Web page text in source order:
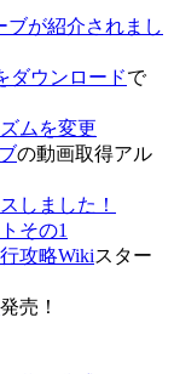
ブが紹介されまし
ダウンロードで
ムを変更
の動画取得アル
しました！
その1
攻略Wikiスター
発売！